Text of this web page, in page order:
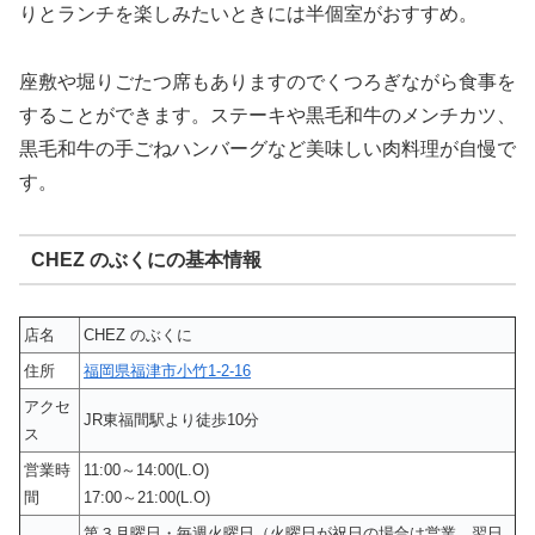
りとランチを楽しみたいときには半個室がおすすめ。
座敷や堀りごたつ席もありますのでくつろぎながら食事を
することができます。ステーキや黒毛和牛のメンチカツ、
黒毛和牛の手ごねハンバーグなど美味しい肉料理が自慢で
す。
CHEZ のぶくにの基本情報
店名
CHEZ のぶくに
住所
福岡県福津市小竹1-2-16
アクセ
ス
JR東福間駅より徒歩10分
営業時
間
11:00～14:00(L.O)
17:00～21:00(L.O)